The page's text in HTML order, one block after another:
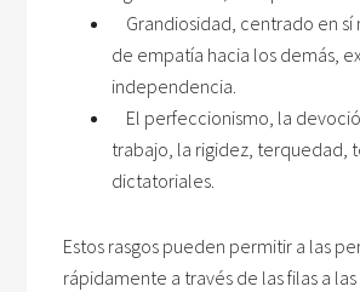
Grandiosidad, centrado en sí
de empatía hacia los demás,
independencia.
El perfeccionismo, la
trabajo, la rigidez, terquedad,
dictatoriales.
Estos rasgos pueden permitir a las
rápidamente a través de las filas a